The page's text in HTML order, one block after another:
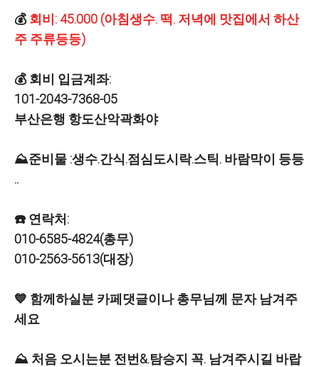
💰회비: 45.000 (아침생수. 떡. 저녁에 맛집에서 하산
주 주류등등)
💰 회비 입금계좌:
101-2043-7368-05
부산은행 항도산악곽화야
⛰️준비물 :생수.간식.점심도시락.스틱. 바람막이 등등
..
☎️ 연락처:
010-6585-4824(총무)
010-2563-5613(대장)
💙 함께하실분 카페댓글이나 총무님께 문자 남겨주
세요
⛰️ 처음 오시는분 전번&.탐승지 꼭. 남겨주시길 바랍